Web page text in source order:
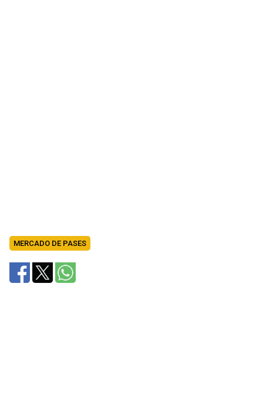
MERCADO DE PASES